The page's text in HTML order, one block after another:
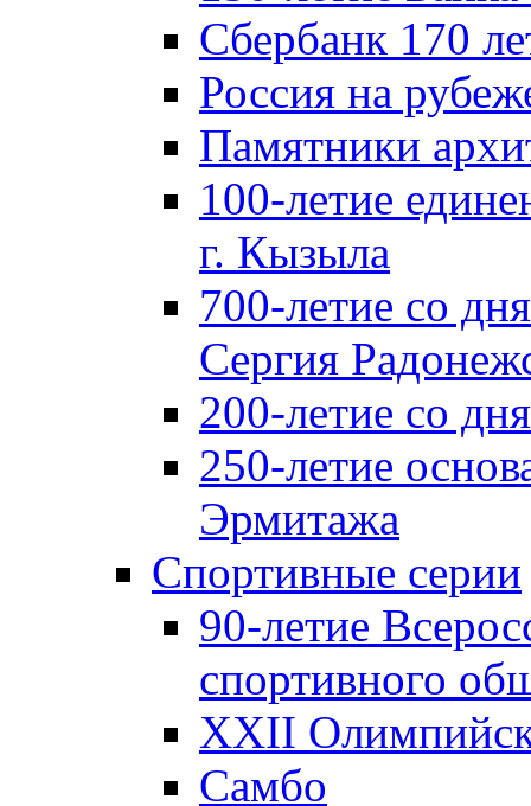
Сбербанк 170
Россия на
Памятники
100-летие
г. Кызыла
700-летие со
Сергия
200-летие со
250-летие
Эрмитажа
Спортивные серии
90-летие
спортивного
XXII
Самбо